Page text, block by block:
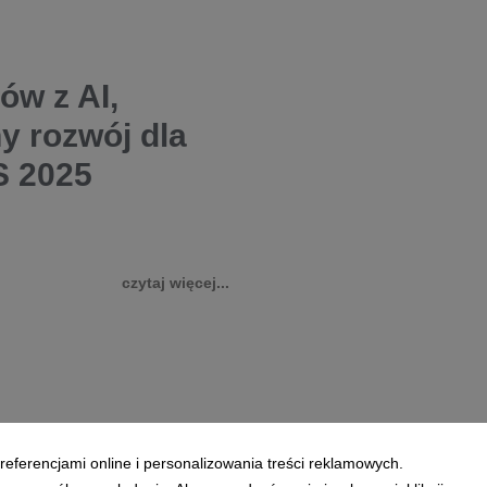
z AI,
rozwój dla
2025
czytaj więcej...
online i personalizowania treści reklamowych.